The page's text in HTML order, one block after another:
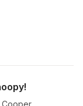
Cooper